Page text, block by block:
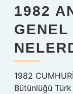
1982
GENEL
1982
Bütünlüğü Türk